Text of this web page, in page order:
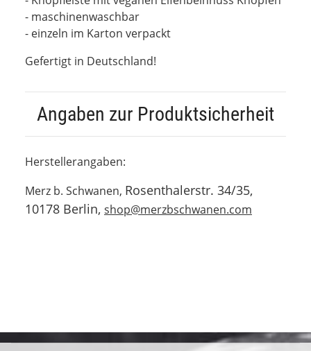
- maschinenwaschbar
- einzeln im Karton verpackt
Gefertigt in Deutschland!
Angaben zur Produktsicherheit
Herstellerangaben:
Merz b. Schwanen, Rosenthalerstr. 34/35,
10178 Berlin, shop@merzbschwanen.com